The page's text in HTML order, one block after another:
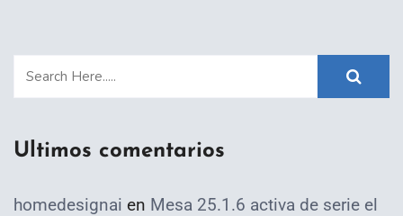
Ultimos comentarios
homedesignai en Mesa 25.1.6 activa de serie el